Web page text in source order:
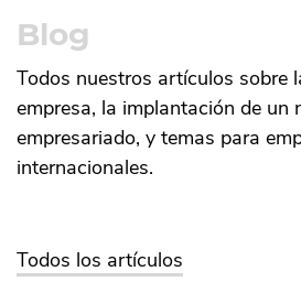
Blog
Todos nuestros artículos sobre
empresa, la implantación de un
empresariado, y temas para
internacionales.
Todos los artículos